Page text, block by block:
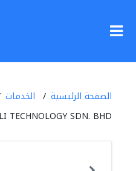
الصفحة الرئيسية الخدمات
TECHNOLOGY SDN. BHD.